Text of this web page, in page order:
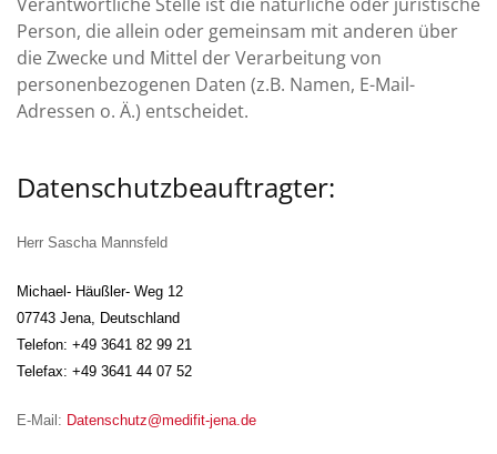
Person, die allein oder gemeinsam mit anderen über
die Zwecke und Mittel der Verarbeitung von
personenbezogenen Daten (z.B. Namen, E-Mail-
Adressen o. Ä.) entscheidet.
Datenschutzbeauftragter:
Herr Sascha Mannsfeld
Michael- Häußler- Weg 12
07743 Jena, Deutschland
Telefon: +49 3641 82 99 21
Telefax: +49 3641 44 07 52
E-Mail: Datenschutz@medifit-jena.de